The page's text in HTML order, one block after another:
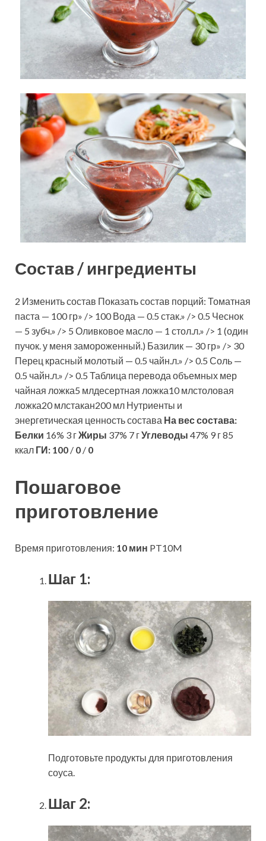
Состав / ингредиенты
2 Изменить состав Показать состав порций: Томатная
паста — 100 гр» /> 100 Вода — 0.5 стак.» /> 0.5 Чеснок
— 5 зубч.» /> 5 Оливковое масло — 1 стол.л.» /> 1 (один
пучок. у меня замороженный.) Базилик — 30 гр» /> 30
Перец красный молотый — 0.5 чайн.л.» /> 0.5 Соль —
0.5 чайн.л.» /> 0.5 Таблица перевода объемных мер
чайная ложка5 млдесертная ложка10 млстоловая
ложка20 млстакан200 мл Нутриенты и
энергетическая ценность состава На вес состава:
Белки 16% 3 гЖиры 37% 7 гУглеводы 47% 9 г 85
ккал ГИ: 100 / 0 / 0
Пошаговое
приготовление
Время приготовления: 10 мин PT10M
Шаг 1:
Подготовьте продукты для приготовления
соуса.
Шаг 2: